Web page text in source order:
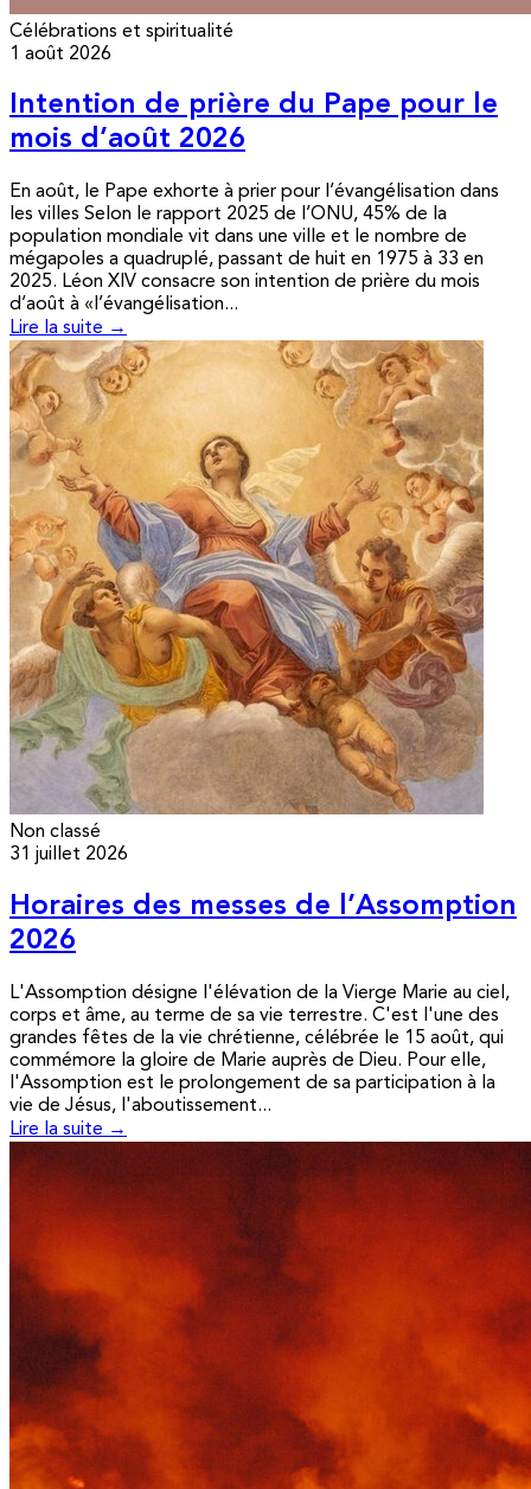
Célébrations et spiritualité
1 août 2026
Intention de prière du Pape pour le
mois d’août 2026
En août, le Pape exhorte à prier pour l’évangélisation dans
les villes Selon le rapport 2025 de l’ONU, 45% de la
population mondiale vit dans une ville et le nombre de
mégapoles a quadruplé, passant de huit en 1975 à 33 en
2025. Léon XIV consacre son intention de prière du mois
d’août à «l’évangélisation...
Lire la suite →
Non classé
31 juillet 2026
Horaires des messes de l’Assomption
2026
L'Assomption désigne l'élévation de la Vierge Marie au ciel,
corps et âme, au terme de sa vie terrestre. C'est l'une des
grandes fêtes de la vie chrétienne, célébrée le 15 août, qui
commémore la gloire de Marie auprès de Dieu. Pour elle,
l'Assomption est le prolongement de sa participation à la
vie de Jésus, l'aboutissement...
Lire la suite →